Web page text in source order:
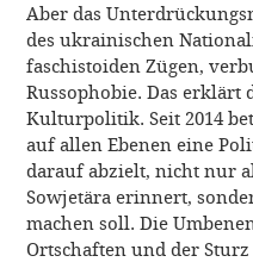
Aber das
des ukrainischen
faschistoiden Zügen,
Russophobie. Das
Kulturpolitik. Seit 2014
auf allen Ebenen eine
darauf abzielt, nicht nur
Sowjetära erinnert,
machen soll. Die
Ortschaften und der